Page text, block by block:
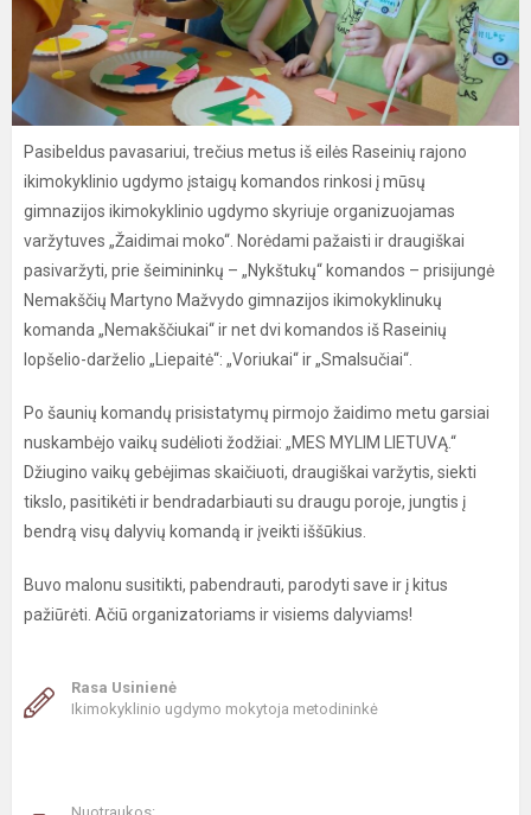
Pasibeldus pavasariui, trečius metus iš eilės Raseinių rajono
ikimokyklinio ugdymo įstaigų komandos rinkosi į mūsų
gimnazijos ikimokyklinio ugdymo skyriuje organizuojamas
varžytuves „Žaidimai moko“. Norėdami pažaisti ir draugiškai
pasivaržyti, prie šeimininkų – „Nykštukų“ komandos – prisijungė
Nemakščių Martyno Mažvydo gimnazijos ikimokyklinukų
komanda „Nemakščiukai“ ir net dvi komandos iš Raseinių
lopšelio-darželio „Liepaitė“: „Voriukai“ ir „Smalsučiai“.
Po šaunių komandų prisistatymų pirmojo žaidimo metu garsiai
nuskambėjo vaikų sudėlioti žodžiai: „MES MYLIM LIETUVĄ.“
Džiugino vaikų gebėjimas skaičiuoti, draugiškai varžytis, siekti
tikslo, pasitikėti ir bendradarbiauti su draugu poroje, jungtis į
bendrą visų dalyvių komandą ir įveikti iššūkius.
Buvo malonu susitikti, pabendrauti, parodyti save ir į kitus
pažiūrėti. Ačiū organizatoriams ir visiems dalyviams!
Rasa Usinienė
Ikimokyklinio ugdymo mokytoja metodininkė